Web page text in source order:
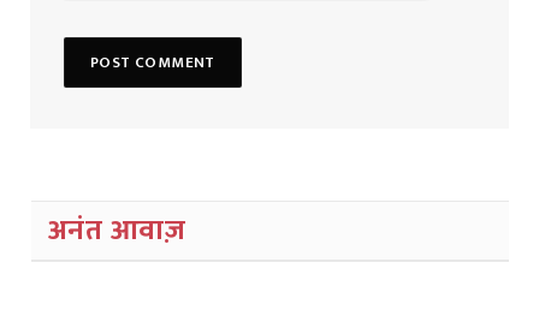
अनंत आवाज़